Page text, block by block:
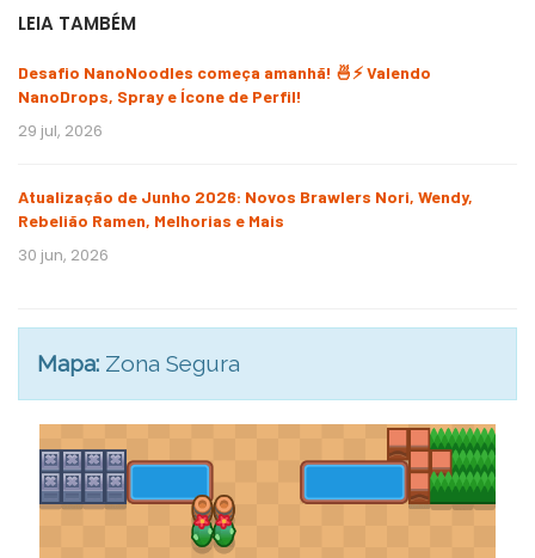
LEIA TAMBÉM
Desafio NanoNoodles começa amanhã! 🍜⚡ Valendo
NanoDrops, Spray e Ícone de Perfil!
29 jul, 2026
Atualização de Junho 2026: Novos Brawlers Nori, Wendy,
Rebelião Ramen, Melhorias e Mais
30 jun, 2026
Mapa: Zona Segura